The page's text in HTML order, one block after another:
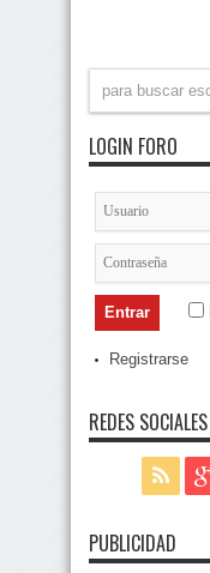
LOGIN FORO
Registrarse
REDES SOCIALES
PUBLICIDAD